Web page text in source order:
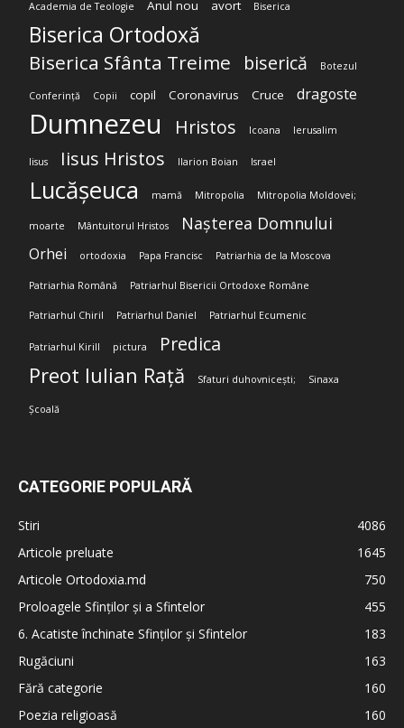
Academia de Teologie Anul nou avort Biserica
Biserica Ortodoxă
Biserica Sfânta Treime biserică Botezul
Conferință Copii copil Coronavirus Cruce dragoste
Dumnezeu Hristos Icoana Ierusalim
Iisus Iisus Hristos Ilarion Boian Israel
Lucășeuca mamă Mitropolia Mitropolia Moldovei;
moarte Mântuitorul Hristos Nașterea Domnului
Orhei ortodoxia Papa Francisc Patriarhia de la Moscova
Patriarhia Română Patriarhul Bisericii Ortodoxe Române
Patriarhul Chiril Patriarhul Daniel Patriarhul Ecumenic
Patriarhul Kirill pictura Predica
Preot Iulian Rață Sfaturi duhovnicești; Sinaxa
Școală
CATEGORIE POPULARĂ
Stiri
4086
Articole preluate
1645
Articole Ortodoxia.md
750
Proloagele Sfinților și a Sfintelor
455
6. Acatiste închinate Sfinților și Sfintelor
183
Rugăciuni
163
Fără categorie
160
Poezia religioasă
160